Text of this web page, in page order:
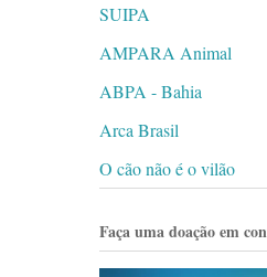
SUIPA
AMPARA Animal
ABPA - Bahia
Arca Brasil
O cão não é o vilão
Faça uma doação em